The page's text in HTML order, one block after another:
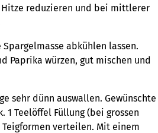
reduzieren und bei mittlerer
Spargelmasse abkühlen lassen.
Paprika würzen, gut mischen und
sehr dünn auswallen. Gewünschte
1 Teelöffel Füllung (bei grossen
verteilen. Mit einem